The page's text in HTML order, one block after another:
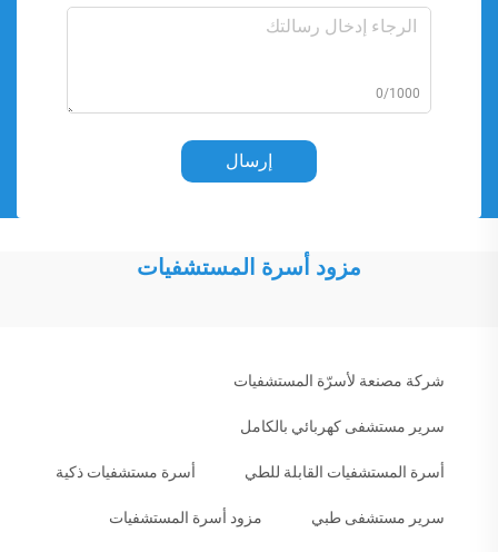
0/1000
إرسال
مزود أسرة المستشفيات
شركة مصنعة لأسرّة المستشفيات
سرير مستشفى كهربائي بالكامل
أسرة المستشفيات القابلة للطي أسرة مستشفيات ذكية
سرير مستشفى طبي مزود أسرة المستشفيات